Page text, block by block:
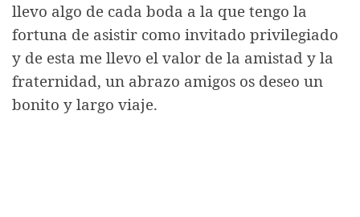
llevo algo de cada boda a la que tengo la
fortuna de asistir como invitado privilegiado
y de esta me llevo el valor de la amistad y la
fraternidad, un abrazo amigos os deseo un
bonito y largo viaje.